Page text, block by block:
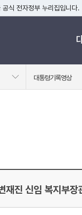
식 전자정부 누리집입니다.
기
누리집은 대한민국 정부기
대통령기록영상
재진 신임 복지부장